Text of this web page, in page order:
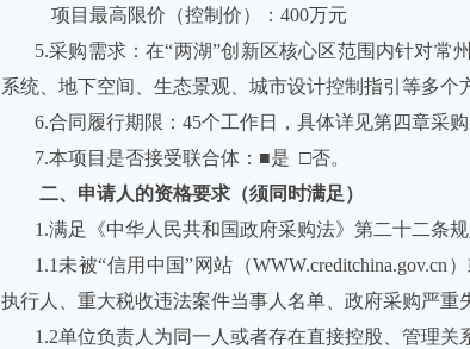
项目最高限价（控制价）： 400万元
5.采购需求：在“两湖”创新区核心区范围内针对常
系统、地下空间、生态景观、城市设计控制指引等多个
6.合同履行期限： 45个工作日，具体详见第四章采购
7.本项目是否接受联合体： ■是 □否。
二、申请人的资格要求（须同时满足）
1.满足《中华人民共和国政府采购法》第二十二条规
1.1未被“信用中国”网站（WWW.creditchina.gov.cn
执行人、重大税收违法案件当事人名单、政府采购严重
1.2单位负责人为同一人或者存在直接控股、管理